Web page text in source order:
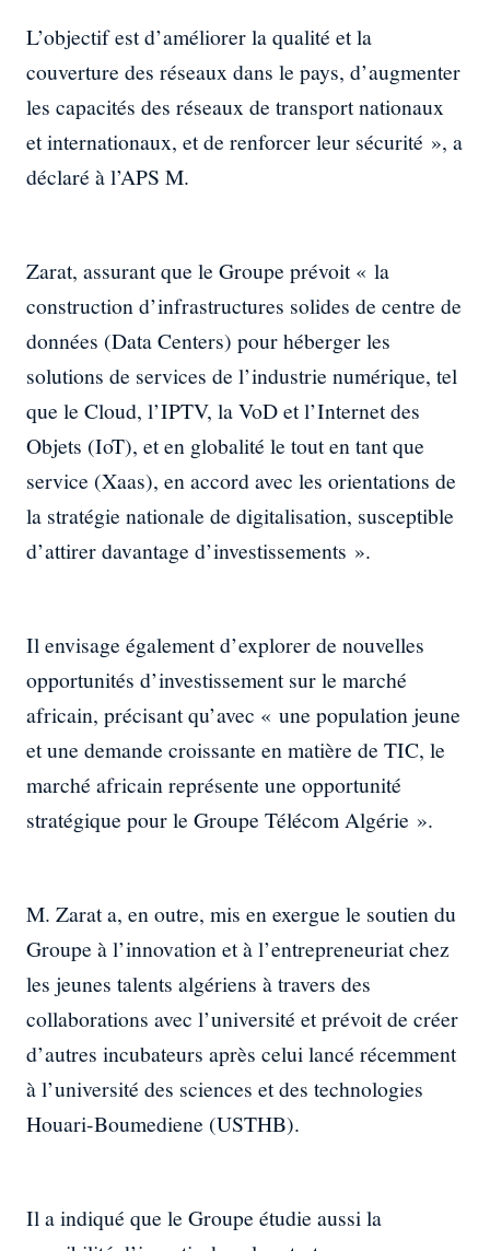
L’objectif est d’améliorer la qualité et la
couverture des réseaux dans le pays, d’augmenter
les capacités des réseaux de transport nationaux
et internationaux, et de renforcer leur sécurité », a
déclaré à l’APS M.
Zarat, assurant que le Groupe prévoit « la
construction d’infrastructures solides de centre de
données (Data Centers) pour héberger les
solutions de services de l’industrie numérique, tel
que le Cloud, l’IPTV, la VoD et l’Internet des
Objets (IoT), et en globalité le tout en tant que
service (Xaas), en accord avec les orientations de
la stratégie nationale de digitalisation, susceptible
d’attirer davantage d’investissements ».
Il envisage également d’explorer de nouvelles
opportunités d’investissement sur le marché
africain, précisant qu’avec « une population jeune
et une demande croissante en matière de TIC, le
marché africain représente une opportunité
stratégique pour le Groupe Télécom Algérie ».
M. Zarat a, en outre, mis en exergue le soutien du
Groupe à l’innovation et à l’entrepreneuriat chez
les jeunes talents algériens à travers des
collaborations avec l’université et prévoit de créer
d’autres incubateurs après celui lancé récemment
à l’université des sciences et des technologies
Houari-Boumediene (USTHB).
Il a indiqué que le Groupe étudie aussi la